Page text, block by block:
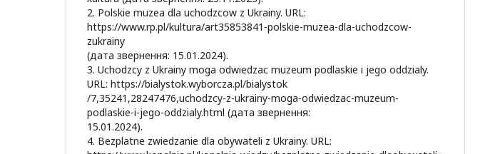
2. Polskie muzea dla uchodzcow z Ukrainy. URL:
https://www.rp.pl/kultura/art35853841-polskie-muzea-dla-uchodzcow-
zukrainy
(дата звернення: 15.01.2024).
3. Uchodzcy z Ukrainy moga odwiedzac muzeum podlaskie i jego oddzialy.
URL: https://bialystok.wyborcza.pl/bialystok
/7,35241,28247476,uchodzcy-z-ukrainy-moga-odwiedzac-muzeum-
podlaskie-i-jego-oddzialy.html (дата звернення:
15.01.2024).
4. Bezplatne zwiedzanie dla obywateli z Ukrainy. URL: